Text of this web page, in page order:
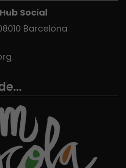
Social
Barcelona